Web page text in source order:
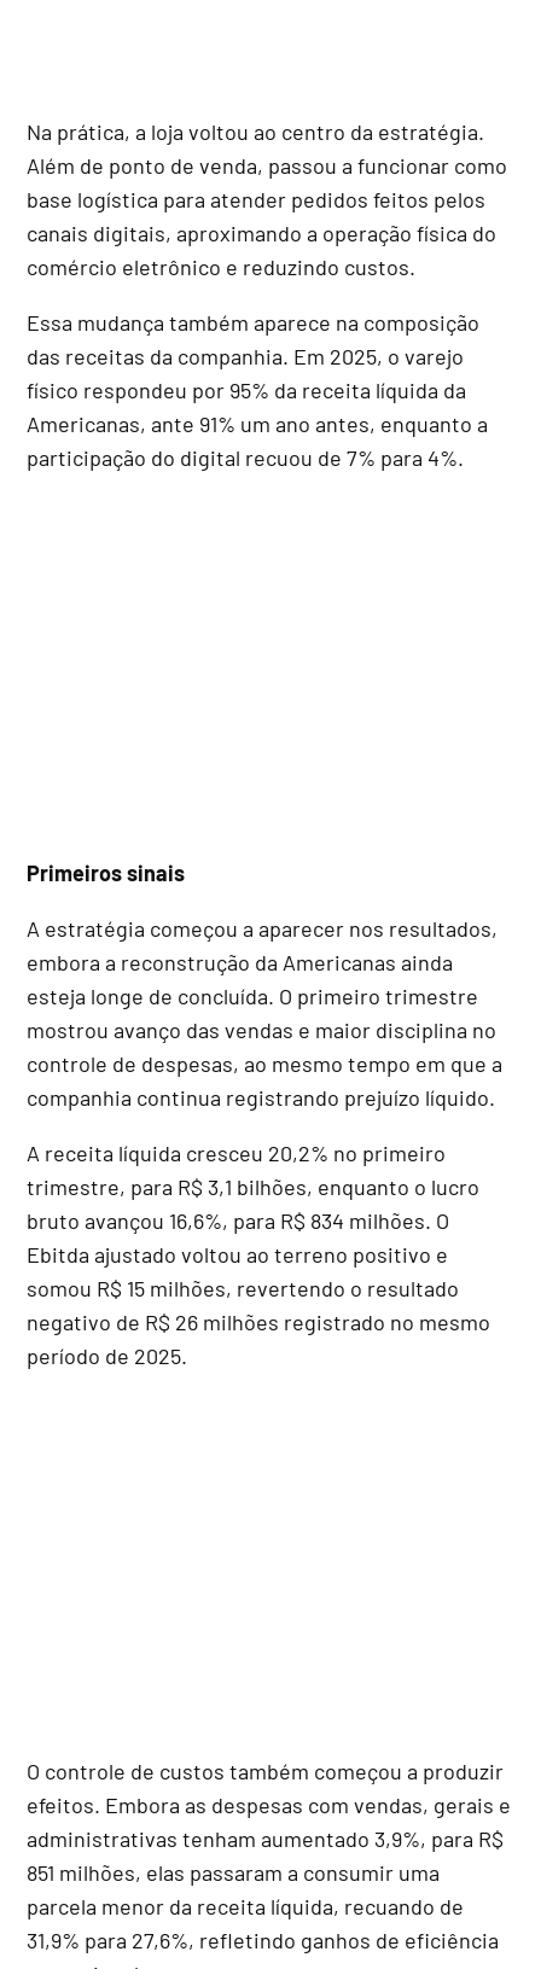
Na prática, a loja voltou ao centro da estratégia.
Além de ponto de venda, passou a funcionar como
base logística para atender pedidos feitos pelos
canais digitais, aproximando a operação física do
comércio eletrônico e reduzindo custos.
Essa mudança também aparece na composição
das receitas da companhia. Em 2025, o varejo
físico respondeu por 95% da receita líquida da
Americanas, ante 91% um ano antes, enquanto a
participação do digital recuou de 7% para 4%.
Primeiros sinais
A estratégia começou a aparecer nos resultados,
embora a reconstrução da Americanas ainda
esteja longe de concluída. O primeiro trimestre
mostrou avanço das vendas e maior disciplina no
controle de despesas, ao mesmo tempo em que a
companhia continua registrando prejuízo líquido.
A receita líquida cresceu 20,2% no primeiro
trimestre, para R$ 3,1 bilhões, enquanto o lucro
bruto avançou 16,6%, para R$ 834 milhões. O
Ebitda ajustado voltou ao terreno positivo e
somou R$ 15 milhões, revertendo o resultado
negativo de R$ 26 milhões registrado no mesmo
período de 2025.
O controle de custos também começou a produzir
efeitos. Embora as despesas com vendas, gerais e
administrativas tenham aumentado 3,9%, para R$
851 milhões, elas passaram a consumir uma
parcela menor da receita líquida, recuando de
31,9% para 27,6%, refletindo ganhos de eficiência